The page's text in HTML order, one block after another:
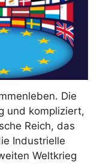
Die
und kompliziert,
Reich, das
Industrielle
Weltkrieg